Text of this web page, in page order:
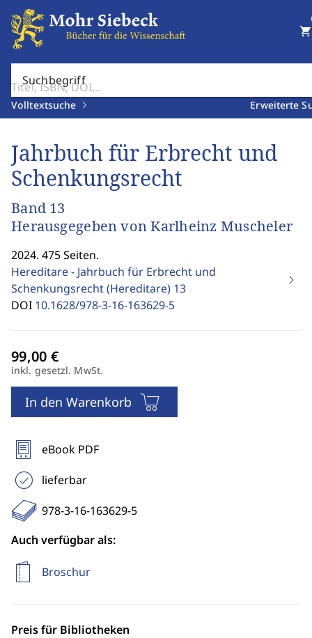
Suchbegriff
Volltextsuche Erweiterte
shopping_cart
Jahrbuch für Erbrecht und
Schenkungsrecht
Band 13
Herausgegeben von Karlheinz Muscheler
2024. 475 Seiten.
Hereditare - Jahrbuch für Erbrecht und
Schenkungsrecht (Hereditare) 13
DOI 10.1628/978-3-16-163629-5
inkl. gesetzl. MwSt.
In den Warenkorb
eBook PDF
lieferbar
978-3-16-163629-5
Auch verfügbar als:
Broschur
Preis für Bibliotheken